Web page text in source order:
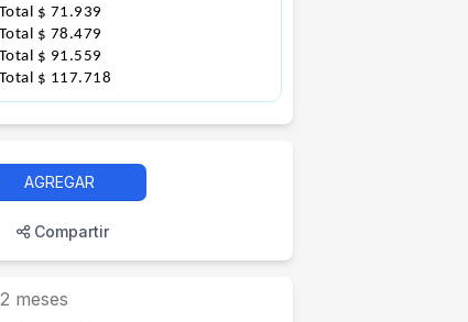
$ 71.939
$ 78.479
$ 91.559
$ 117.718
AGREGAR
Compartir
meses